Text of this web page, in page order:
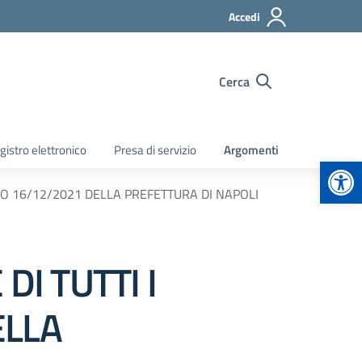
Accedi
Cerca
elettronico Presa di servizio Argomenti
16/12/2021 DELLA PREFETTURA DI NAPOLI
TUTTI I